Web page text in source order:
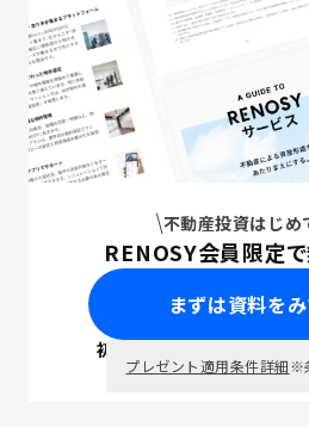
不動産投資はじめ
RENOSY会員限定で
まずは資料を
初回面談で ポイン
プレゼント適用条件詳細※